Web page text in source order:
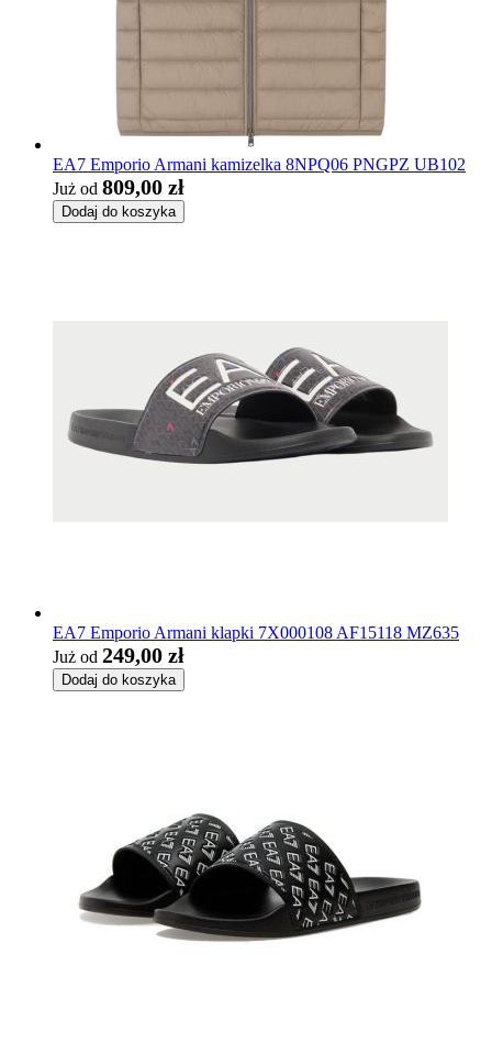
EA7 Emporio Armani kamizelka 8NPQ06 PNGPZ UB102
Już od 809,00 zł
Dodaj do koszyka
EA7 Emporio Armani klapki 7X000108 AF15118 MZ635
Już od 249,00 zł
Dodaj do koszyka